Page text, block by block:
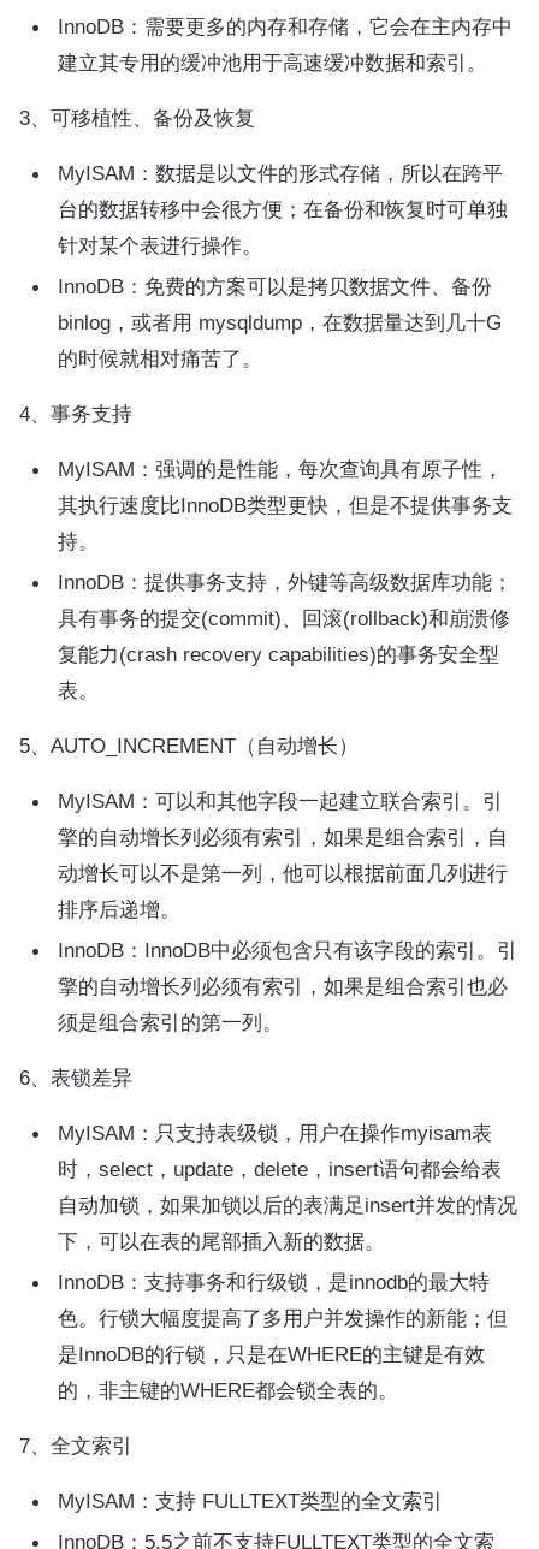
InnoDB：需要更多的内存和存储，它会在主内存中
建立其专用的缓冲池用于高速缓冲数据和索引。
3、可移植性、备份及恢复
MyISAM：数据是以文件的形式存储，所以在跨平
台的数据转移中会很方便；在备份和恢复时可单独
针对某个表进行操作。
InnoDB：免费的方案可以是拷贝数据文件、备份
binlog，或者用 mysqldump，在数据量达到几十G
的时候就相对痛苦了。
4、事务支持
MyISAM：强调的是性能，每次查询具有原子性，
其执行速度比InnoDB类型更快，但是不提供事务支
持。
InnoDB：提供事务支持，外键等高级数据库功能；
具有事务的提交(commit)、回滚(rollback)和崩溃修
复能力(crash recovery capabilities)的事务安全型
表。
5、AUTO_INCREMENT（自动增长）
MyISAM：可以和其他字段一起建立联合索引。引
擎的自动增长列必须有索引，如果是组合索引，自
动增长可以不是第一列，他可以根据前面几列进行
排序后递增。
InnoDB：InnoDB中必须包含只有该字段的索引。引
擎的自动增长列必须有索引，如果是组合索引也必
须是组合索引的第一列。
6、表锁差异
MyISAM：只支持表级锁，用户在操作myisam表
时，select，update，delete，insert语句都会给表
自动加锁，如果加锁以后的表满足insert并发的情况
下，可以在表的尾部插入新的数据。
InnoDB：支持事务和行级锁，是innodb的最大特
色。行锁大幅度提高了多用户并发操作的新能；但
是InnoDB的行锁，只是在WHERE的主键是有效
的，非主键的WHERE都会锁全表的。
7、全文索引
MyISAM：支持 FULLTEXT类型的全文索引
InnoDB：5.5之前不支持FULLTEXT类型的全文索